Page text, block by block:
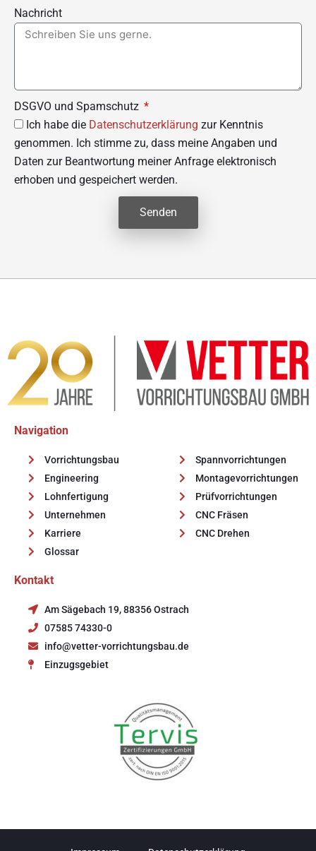
Nachricht
DSGVO und Spamschutz
Ich habe die Datenschutzerklärung zur Kenntnis
genommen. Ich stimme zu, dass meine Angaben und
Daten zur Beantwortung meiner Anfrage elektronisch
erhoben und gespeichert werden.
Senden
Navigation
Vorrichtungsbau
Engineering
Lohnfertigung
Unternehmen
Karriere
Glossar
Spannvorrichtungen
Montagevorrichtungen
Prüfvorrichtungen
CNC Fräsen
CNC Drehen
Kontakt
Am Sägebach 19, 88356 Ostrach
07585 74330-0
info@vetter-vorrichtungsbau.de
Einzugsgebiet